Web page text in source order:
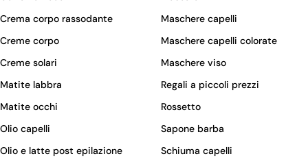
Crema corpo rassodante
Creme corpo
Creme solari
Maschere capelli
Maschere capelli colorate
Maschere viso
Matite labbra
Matite occhi
Olio capelli
Olio e latte post epilazione
Regali a piccoli prezzi
Rossetto
Sapone barba
Schiuma capelli